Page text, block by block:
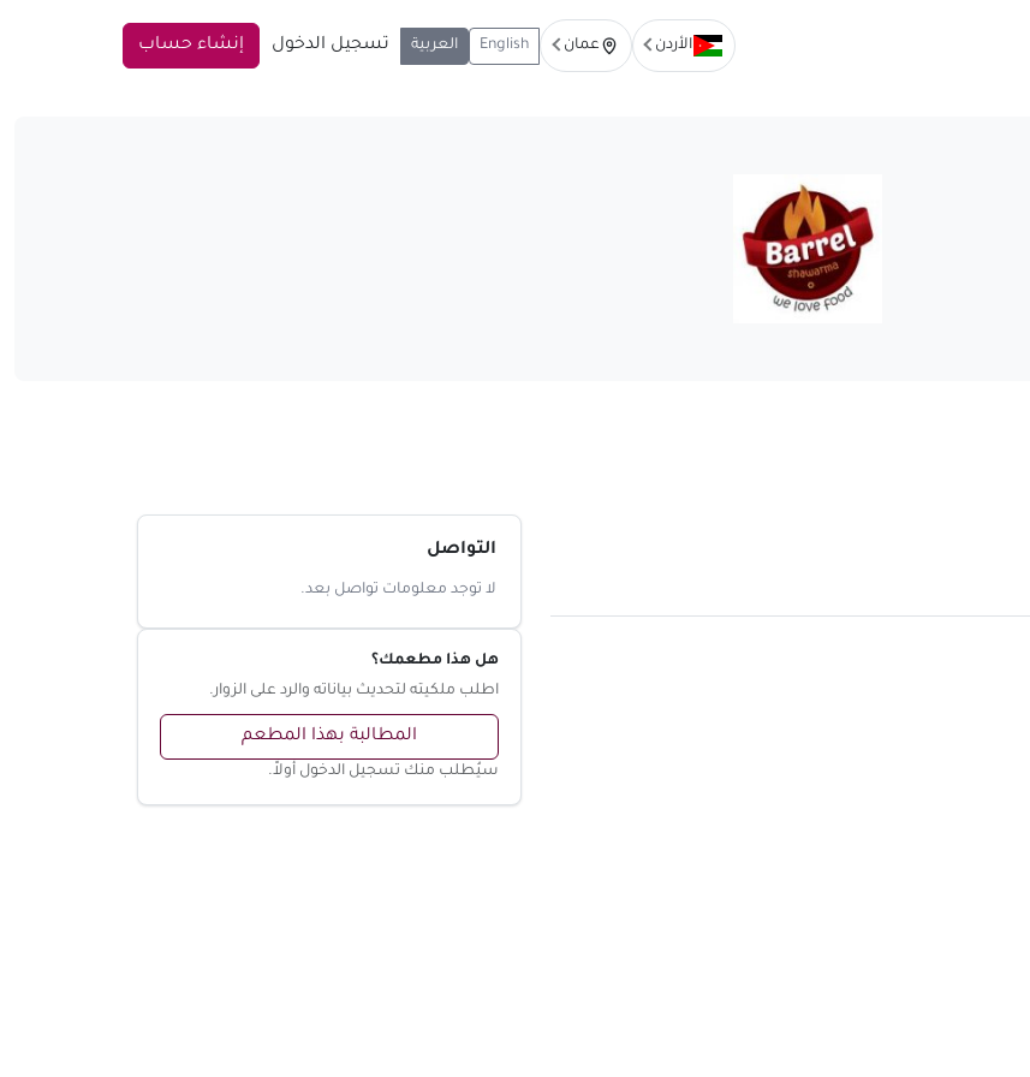
الأردن عمان English العربية تسجيل الدخول إنشاء حساب
التواصل
لا توجد معلومات تواصل بعد.
هل هذا مطعمك؟
اطلب ملكيته لتحديث بياناته والرد على الزوار.
المطالبة بهذا المطعم
سيُطلب منك تسجيل الدخول أولاً.